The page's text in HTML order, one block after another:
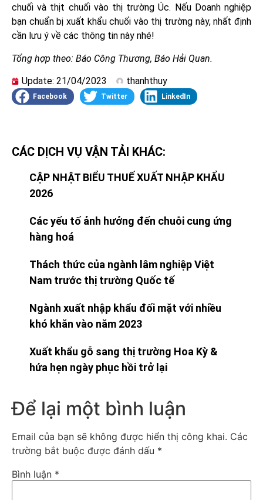
chuối và thịt chuối vào thị trường Úc. Nếu Doanh nghiệp
bạn chuẩn bị xuất khẩu chuối vào thị trường này, nhất định
cần lưu ý về các thông tin này nhé!
Tổng hợp theo: Báo Công Thương, Báo Hải Quan.
Update: 21/04/2023 thanhthuy
Facebook Twitter LinkedIn
CÁC DỊCH VỤ VẬN TẢI KHÁC:
CẬP NHẬT BIỂU THUẾ XUẤT NHẬP KHẨU
2026
Các yếu tố ảnh hưởng đến chuỗi cung ứng
hàng hoá
Thách thức của ngành lâm nghiệp Việt
Nam trước thị trường Quốc tế
Ngành xuất nhập khẩu đối mặt với nhiều
khó khăn vào năm 2023
Xuất khẩu gỗ sang thị trường Hoa Kỳ &
hứa hẹn ngày phục hồi trở lại
Để lại một bình luận
Email của bạn sẽ không được hiển thị công khai. Các
trường bắt buộc được đánh dấu *
Bình luận *